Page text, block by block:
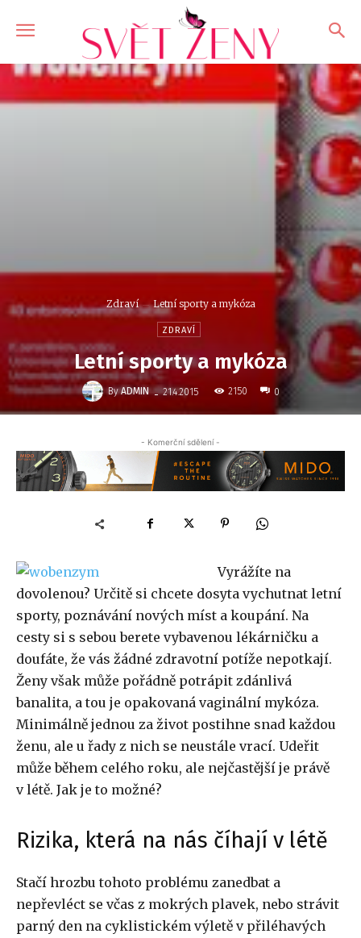
Zdraví Letní sporty a mykóza
ZDRAVÍ
Letní sporty a mykóza
By ADMIN - 21.4.2015 2150 0
- Komerční sdělení -
Vyrážíte na
dovolenou? Určitě si chcete dosyta vychutnat letní
sporty, poznávání nových míst a koupání. Na
cesty si s sebou berete vybavenou lékárničku a
doufáte, že vás žádné zdravotní potíže nepotkají.
Ženy však může pořádně potrápit zdánlivá
banalita, a tou je opakovaná vaginální mykóza.
Minimálně jednou za život postihne snad každou
ženu, ale u řady z nich se neustále vrací. Udeřit
může během celého roku, ale nejčastější je právě
v létě. Jak je to možné?
Rizika, která na nás číhají v létě
Stačí hrozbu tohoto problému zanedbat a
nepřevléct se včas z mokrých plavek, nebo strávit
parný den na cyklistickém výletě v přiléhavých